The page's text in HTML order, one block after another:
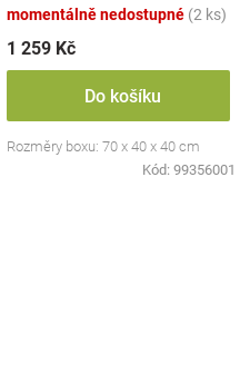
momentálně nedostupné (2 ks)
1 259 Kč
Do košíku
Rozměry boxu: 70 x 40 x 40 cm
Kód: 99356001